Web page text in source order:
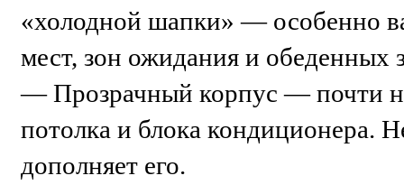
«холодной шапки» — особенно
мест, зон ожидания и обеденных
— Прозрачный корпус — почти
потолка и блока кондиционера.
дополняет его.